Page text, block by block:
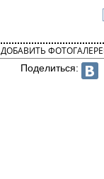
ДОБАВИТЬ
Поделиться: